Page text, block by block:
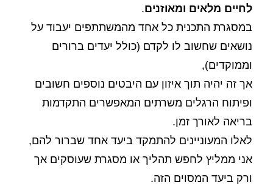
לחיים מלאים ומאוזנים.
במסגרת התכנית כל אחד מהמשתתפים יעבוד על
נושאים שחשוב לו לקדם (כולל יעדים ברורים
וממוקדים),
אך זה יהיה תוך איזון עם היבטים נוספים חשובים
ופיתוח הרגלים משרתים המאפשרים התקדמות
בריאה לאורך זמן.
לאלו המעוניינים להתמקד ביעד אחד שברור להם,
אני ממליץ לחפש תהליך או מסגרת שעוסקים אך
ורק ביעד המסוים הזה.